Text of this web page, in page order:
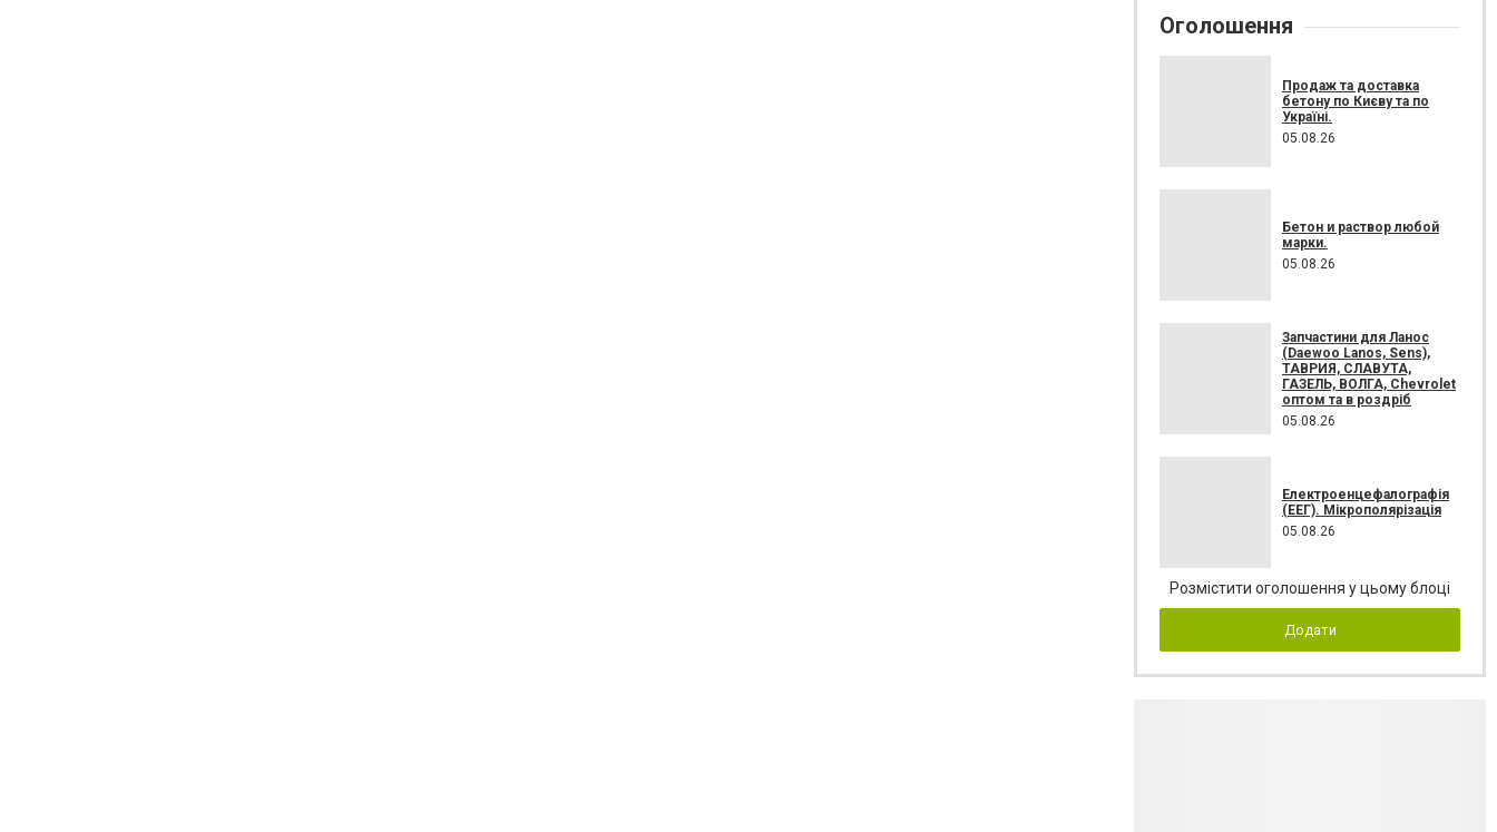
Оголошення
Продаж та доставка
бетону по Києву та по
Україні.
05.08.26
Бетон и раствор любой
марки.
05.08.26
Запчастини для Ланос
(Daewoo Lanos, Sens),
ТАВРИЯ, СЛАВУТА,
ГАЗЕЛЬ, ВОЛГА, Chevrolet
оптом та в роздріб
05.08.26
Електроенцефалографія
(ЕЕГ). Мікрополярізація
05.08.26
Розмістити оголошення у цьому блоці
Додати